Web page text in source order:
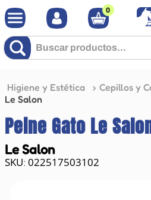
0
Buscar productos...
Higiene y Estética Cepillos y
Le Salon
Peine Gato Le
Le Salon
: 022517503102